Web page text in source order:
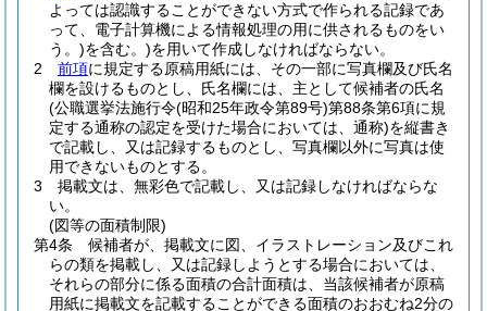
よっては認識することができない方式で作られる記録であ
って、電子計算機による情報処理の用に供されるものをい
う。)を含む。)を用いて作成しなければならない。
2
前項に規定する原稿用紙には、その一部に写真欄及び氏名
欄を設けるものとし、氏名欄には、主として候補者の氏名
(公職選挙法施行令(昭和25年政令第89号)第88条第6項に規
定する通称の認定を受けた場合においては、通称)を縦書き
で記載し、又は記録するものとし、写真欄以外に写真は使
用できないものとする。
3
掲載文は、無彩色で記載し、又は記録しなければならな
い。
(図等の面積制限)
第4条
候補者が、掲載文に図、イラストレーション及びこれ
らの類を掲載し、又は記録しようとする場合においては、
それらの部分に係る面積の合計面積は、当該候補者が原稿
用紙に掲載文を記載することができる面積のおおむね2分の